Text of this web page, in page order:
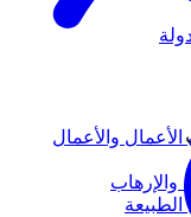
والأعمال
والإرهاب